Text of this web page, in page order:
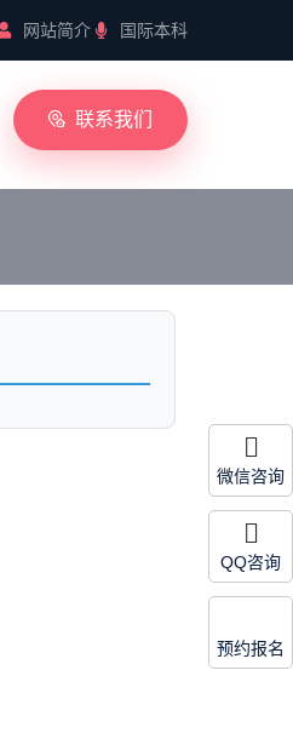
网站简介 国际本科
联系我们
微信咨询
QQ咨询
预约报名